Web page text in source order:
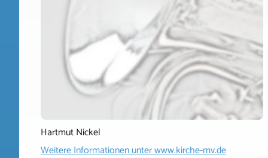
Hartmut Nickel
Weitere Informationen unterwww.kirche-mv.de